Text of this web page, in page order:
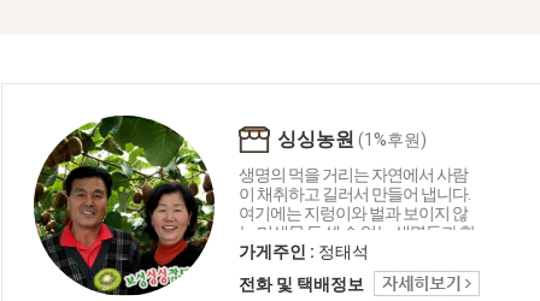
싱싱농원 (1%후원)
생명의 먹을 거리는 자연에서 사람
이 채취하고 길러서 만들어 냅니다.
여기에는 지렁이와 벌과 보이지 않
는 미생물 등 셀 수 없는 생명들과 함
께 만들어 냅니다. 보성싱싱농원는
이들을 속이지 않는 정직한 농가가
될 것을 약속드립니다.
가게주인 : 정태석
전화 및 택배정보